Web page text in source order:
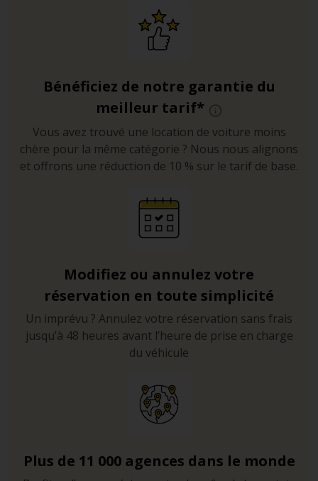
Bénéficiez de notre garantie du
meilleur tarif*
Vous avez trouvé une location de voiture moins
chère pour la même catégorie ? Nous nous alignons
et offrons une réduction de 10 % sur le tarif de base.
Modifiez ou annulez votre
réservation en toute simplicité
Un imprévu ? Annulez votre réservation sans frais
jusqu’à 48 heures avant l’heure de prise en charge
du véhicule
Plus de 11 000 agences dans le monde